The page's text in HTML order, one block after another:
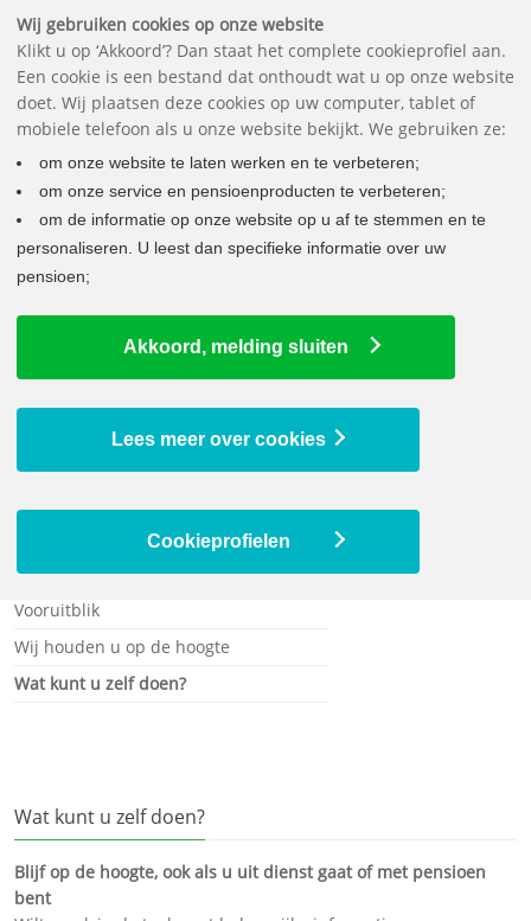
Belangrijke documenten Vragen Contact
Overzichtspagina
Veelgestelde vragen
Wat gaat er veranderen?
De werkgroep heeft haar taak volbracht
Vooruitblik
Wij houden u op de hoogte
Wat kunt u zelf doen?
Wat kunt u zelf doen?
Blijf op de hoogte, ook als u uit dienst gaat of met pensioen
bent
Wij gebruiken cookies op onze website
Klikt u op ‘Akkoord’? Dan staat het complete cookieprofiel aan.
Een cookie is een bestand dat onthoudt wat u op onze website
doet. Wij plaatsen deze cookies op uw computer, tablet of
mobiele telefoon als u onze website bekijkt. We gebruiken ze:
om onze website te laten werken en te verbeteren;
om onze service en pensioenproducten te verbeteren;
om de informatie op onze website op u af te stemmen en te
personaliseren. U leest dan specifieke informatie over uw
pensioen;
Akkoord, melding sluiten
Lees meer over cookies
Cookieprofielen